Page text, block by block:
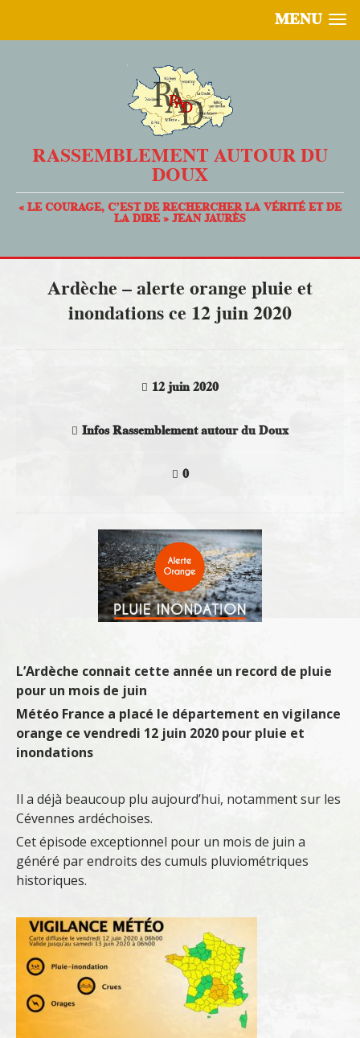
MENU
RASSEMBLEMENT AUTOUR DU
DOUX
« LE COURAGE, C’EST DE RECHERCHER LA VÉRITÉ ET DE
LA DIRE » JEAN JAURÈS
Ardèche – alerte orange pluie et
inondations ce 12 juin 2020
12 juin 2020
Infos Rassemblement autour du Doux
0
L’Ardèche connait cette année un record de pluie
pour un mois de juin
Météo France a placé le département en vigilance
orange ce vendredi 12 juin 2020 pour pluie et
inondations
Il a déjà beaucoup plu aujourd’hui, notamment sur les
Cévennes ardéchoises.
Cet épisode exceptionnel pour un mois de juin a
généré par endroits des cumuls pluviométriques
historiques.